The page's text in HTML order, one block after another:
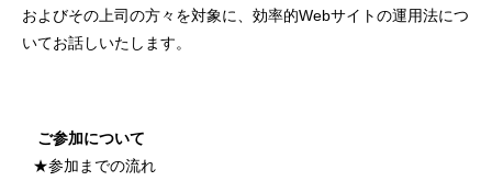
およびその上司の方々を対象に、効率的Webサイトの運用法につ
いてお話しいたします。
ご参加について
★参加までの流れ